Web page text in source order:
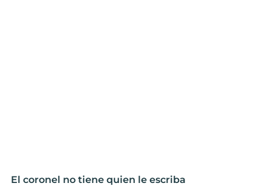
El coronel no tiene quien le escriba